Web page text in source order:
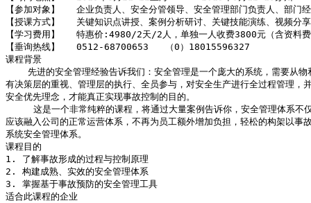
【参加对象】   企业负责人、安全分管领导、安全管理部门负责人、部门
【授课方式】   关键知识点讲授、案例分析研讨、关键技能演练、视频分
【学习费用】   特惠价:4980/2天/2人，单独一人收费3800元（含资料费
【垂询热线】   0512-68700653   （0）18015596327
课程背景
先进的安全管理经验告诉我们：安全管理是一个庞大的系统，需要从物
有决策层的重视、管理层的执行、全员参与，对安全生产进行全过程管理，
安全优先理念，才能真正实现事故控制的目的。
这是一个非常纯粹的课程，将通过大量案例告诉你，安全管理体系不
应该融入公司的正常运营体系，不再为员工额外增加负担，轻松的构架以事
系统安全管理体系。
课程目的
1. 了解事故形成的过程与控制原理
2. 构建成熟、实效的安全管理体系
3. 掌握基于事故预防的安全管理工具
适合此课程的企业